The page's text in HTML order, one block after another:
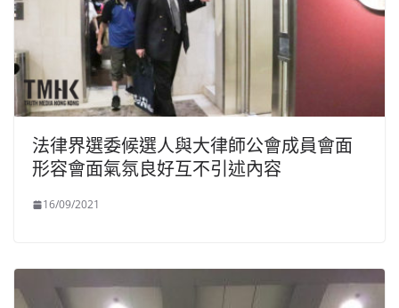
法律界選委候選人與大律師公會成員會面
形容會面氣氛良好互不引述內容
16/09/2021